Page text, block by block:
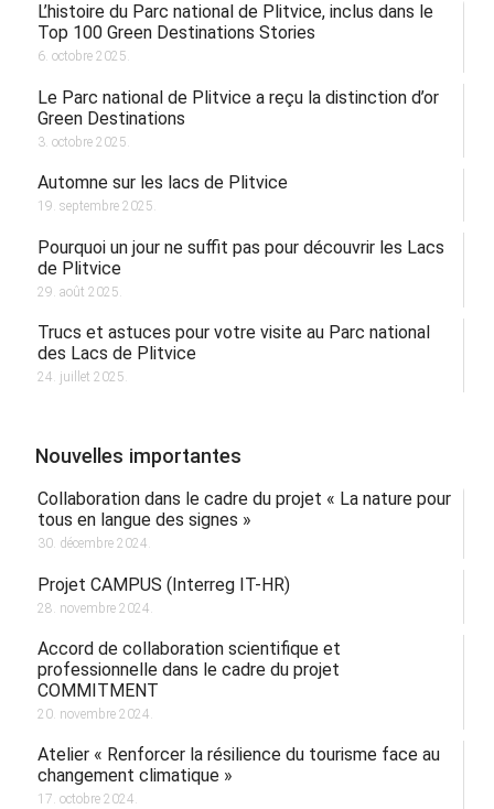
L’histoire du Parc national de Plitvice, inclus dans le
Top 100 Green Destinations Stories
6. octobre 2025.
Le Parc national de Plitvice a reçu la distinction d’or
Green Destinations
3. octobre 2025.
Automne sur les lacs de Plitvice
19. septembre 2025.
Pourquoi un jour ne suffit pas pour découvrir les Lacs
de Plitvice
29. août 2025.
Trucs et astuces pour votre visite au Parc national
des Lacs de Plitvice
24. juillet 2025.
Nouvelles importantes
Collaboration dans le cadre du projet « La nature pour
tous en langue des signes »
30. décembre 2024.
Projet CAMPUS (Interreg IT-HR)
28. novembre 2024.
Accord de collaboration scientifique et
professionnelle dans le cadre du projet
COMMITMENT
20. novembre 2024.
Atelier « Renforcer la résilience du tourisme face au
changement climatique »
17. octobre 2024.